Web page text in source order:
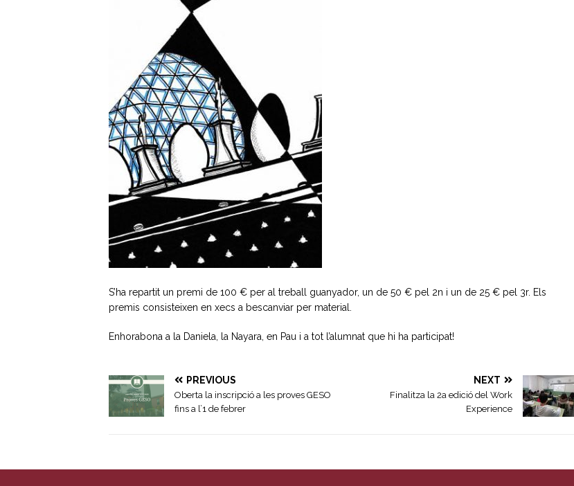
S’ha repartit un premi de 100 € per al treball guanyador, un de 50 € pel 2n i un de 25 € pel 3r. Els
premis consisteixen en xecs a bescanviar per material.
Enhorabona a la Daniela, la Nayara, en Pau i a tot l’alumnat que hi ha participat!
PREVIOUS
Oberta la inscripció a les proves GESO
fins a l’1 de febrer
NEXT
Finalitza la 2a edició del Work
Experience